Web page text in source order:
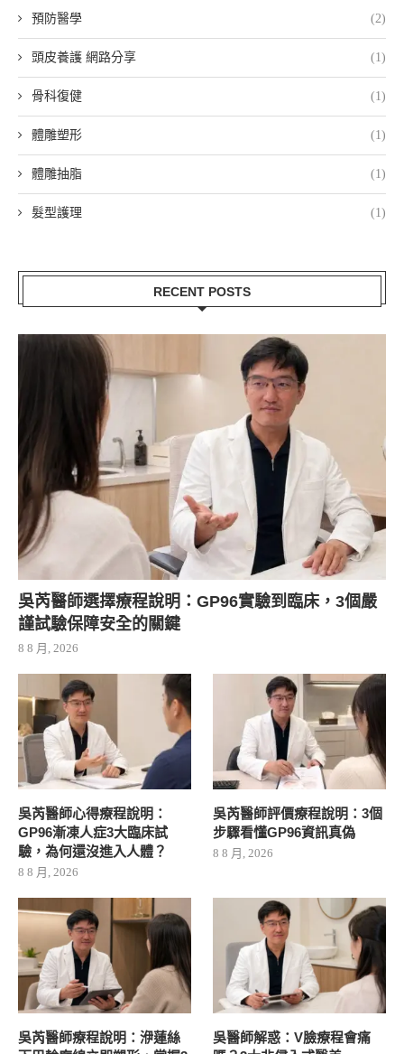
預防醫學 (2)
頭皮養護 網路分享 (1)
骨科復健 (1)
體雕塑形 (1)
體雕抽脂 (1)
髮型護理 (1)
RECENT POSTS
吳芮醫師選擇療程說明：GP96實驗到臨床，3個嚴
謹試驗保障安全的關鍵
8 8 月, 2026
吳芮醫師心得療程說明：
GP96漸凍人症3大臨床試
驗，為何還沒進入人體？
8 8 月, 2026
吳芮醫師評價療程說明：3個
步驟看懂GP96資訊真偽
8 8 月, 2026
吳芮醫師療程說明：洢蓮絲
吳醫師解惑：V臉療程會痛